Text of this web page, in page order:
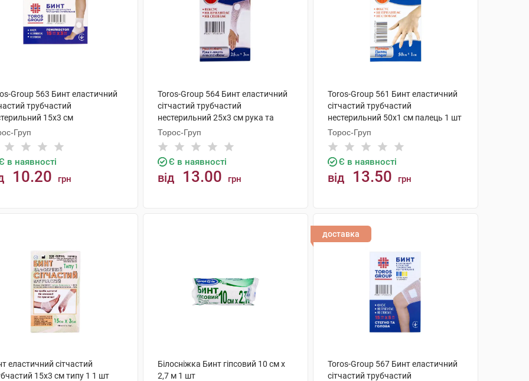
Group 563 Бинт еластичний
трубчастий
15х3 см
1 шт
Груп
в наявності
10.20 грн
Toros-Group 564 Бинт еластичний
сітчастий трубчастий
нестерильний 25х3 см рука та
лікоть 1 шт
Торос-Груп
Є в наявності
від 13.00 грн
Toros-Group 561 Бинт еластичний
сітчастий трубчастий
нестерильний 50х1 см палець 1 шт
Торос-Груп
Є в наявності
від 13.50 грн
еластичний сітчастий
15х3 см типу 1 1 шт
Білосніжка Бинт гіпсовий 10 см х
2,7 м 1 шт
доставка
Toros-Group 567 Бинт еластичний
сітчастий трубчастий